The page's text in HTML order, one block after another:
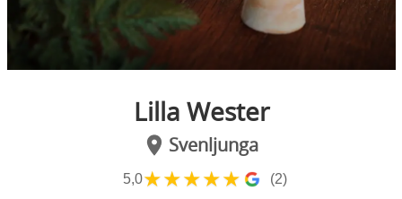
Lilla Wester
Svenljunga
5,0★★★★★ (2)